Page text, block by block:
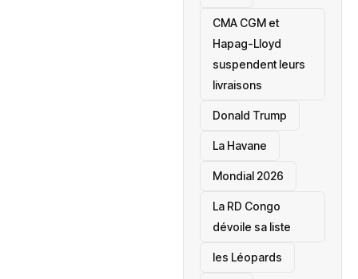
CMA CGM et
Hapag-Lloyd
suspendent leurs
livraisons
Donald Trump
La Havane
Mondial 2026
La RD Congo
dévoile sa liste
les Léopards